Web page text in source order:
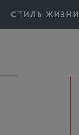
СТИЛЬ ЖИЗНИ